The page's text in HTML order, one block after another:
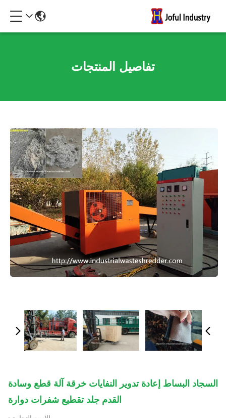
تفاصيل المنتجات
السجاد البساط إعادة تدوير النفايات خرقة آلة قطع وسادة
القدم جلد تقطيع شفرات دوارة